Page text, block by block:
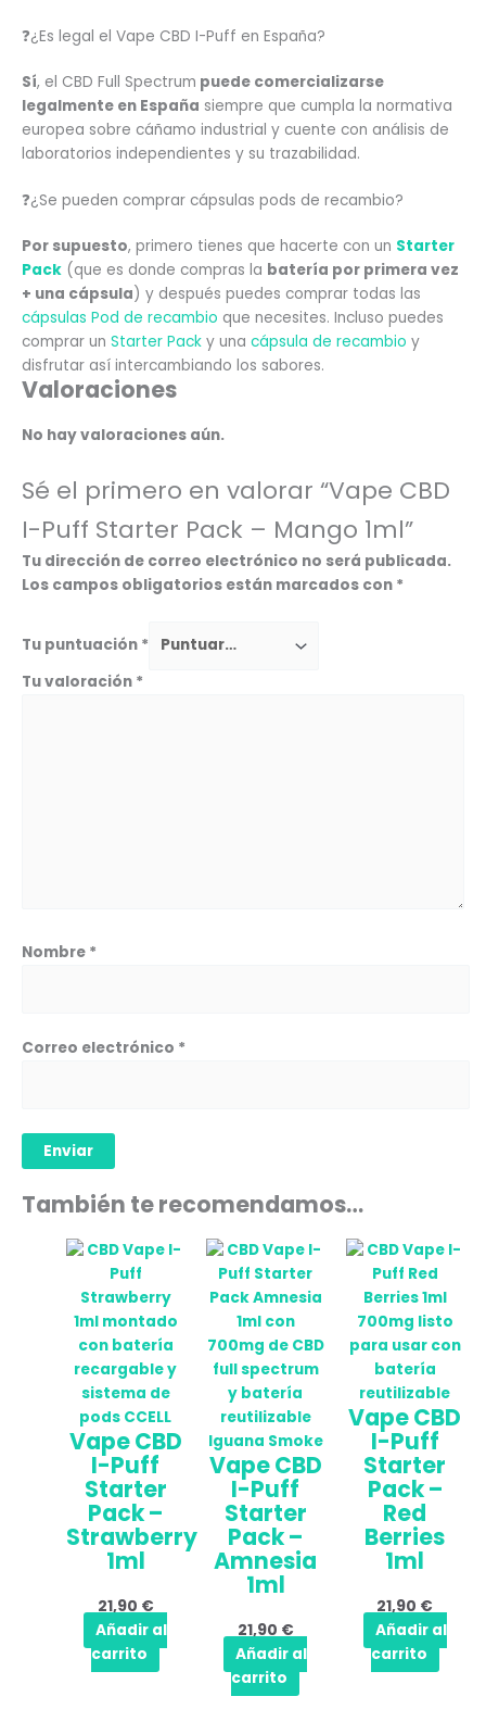
❓¿Es legal el Vape CBD I-Puff en España?
Sí, el CBD Full Spectrum puede comercializarse
legalmente en España siempre que cumpla la normativa
europea sobre cáñamo industrial y cuente con análisis de
laboratorios independientes y su trazabilidad.
❓¿Se pueden comprar cápsulas pods de recambio?
Por supuesto, primero tienes que hacerte con un Starter
Pack (que es donde compras la batería por primera vez
+ una cápsula) y después puedes comprar todas las
cápsulas Pod de recambio que necesites. Incluso puedes
comprar un Starter Pack y una cápsula de recambio y
disfrutar así intercambiando los sabores.
Valoraciones
No hay valoraciones aún.
Sé el primero en valorar “Vape CBD
I-Puff Starter Pack – Mango 1ml”
Tu dirección de correo electrónico no será publicada.
Los campos obligatorios están marcados con *
Tu puntuación *
Tu valoración *
Nombre *
Correo electrónico *
También te recomendamos…
Vape CBD
I-Puff
Starter
Pack –
Strawberry
1ml
21,90 €
Añadir al
carrito
Vape CBD
I-Puff
Starter
Pack –
Amnesia
1ml
21,90 €
Añadir al
carrito
Vape CBD
I-Puff
Starter
Pack –
Red
Berries
1ml
21,90 €
Añadir al
carrito